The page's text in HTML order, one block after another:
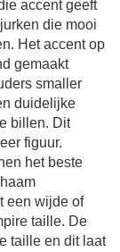
accent geeft
die mooi
Het accent op
gemaakt
smaller
duidelijke
billen. Dit
figuur.
het beste
een wijde of
taille. De
taille en dit laat